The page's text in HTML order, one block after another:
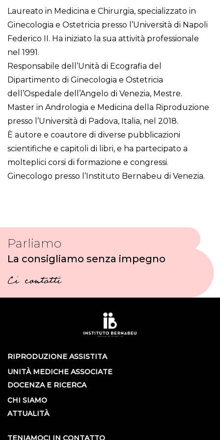
Laureato in Medicina e Chirurgia, specializzato in
Ginecologia e Ostetricia presso l’Università di Napoli
Federico II. Ha iniziato la sua attività professionale
nel 1991.
Responsabile dell’Unità di Ecografia del
Dipartimento di Ginecologia e Ostetricia
dell’Ospedale dell’Angelo di Venezia, Mestre.
Master in Andrologia e Medicina della Riproduzione
presso l’Università di Padova, Italia, nel 2018.
È autore e coautore di diverse pubblicazioni
scientifiche e capitoli di libri, e ha partecipato a
molteplici corsi di formazione e congressi.
Ginecologo presso l’Instituto Bernabeu di Venezia.
Parliamo
La consigliamo senza impegno
Ci contatti
RIPRODUZIONE ASSISTITA
UNITÀ MEDICHE ASSOCIATE
DOCENZA E RICERCA
CHI SIAMO
ATTUALITÀ
TENIAMOCI IN CONTATTO